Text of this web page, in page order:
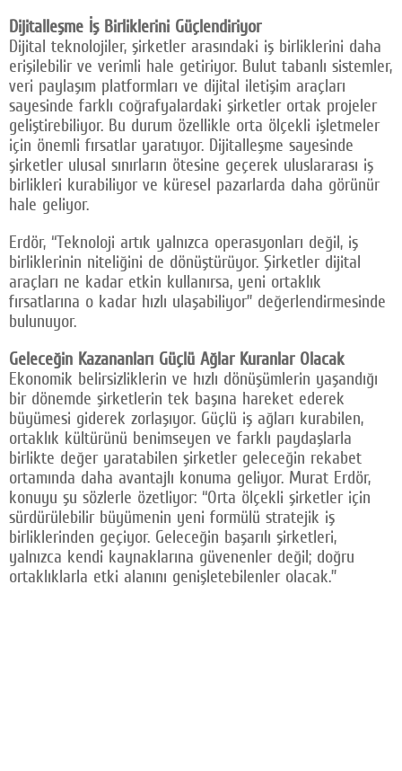
Dijitalleşme İş Birliklerini Güçlendiriyor
Dijital teknolojiler, şirketler arasındaki iş birliklerini daha
erişilebilir ve verimli hale getiriyor. Bulut tabanlı sistemler,
veri paylaşım platformları ve dijital iletişim araçları
sayesinde farklı coğrafyalardaki şirketler ortak projeler
geliştirebiliyor. Bu durum özellikle orta ölçekli işletmeler
için önemli fırsatlar yaratıyor. Dijitalleşme sayesinde
şirketler ulusal sınırların ötesine geçerek uluslararası iş
birlikleri kurabiliyor ve küresel pazarlarda daha görünür
hale geliyor.
Erdör, “Teknoloji artık yalnızca operasyonları değil, iş
birliklerinin niteliğini de dönüştürüyor. Şirketler dijital
araçları ne kadar etkin kullanırsa, yeni ortaklık
fırsatlarına o kadar hızlı ulaşabiliyor” değerlendirmesinde
bulunuyor.
Geleceğin Kazananları Güçlü Ağlar Kuranlar Olacak
Ekonomik belirsizliklerin ve hızlı dönüşümlerin yaşandığı
bir dönemde şirketlerin tek başına hareket ederek
büyümesi giderek zorlaşıyor. Güçlü iş ağları kurabilen,
ortaklık kültürünü benimseyen ve farklı paydaşlarla
birlikte değer yaratabilen şirketler geleceğin rekabet
ortamında daha avantajlı konuma geliyor. Murat Erdör,
konuyu şu sözlerle özetliyor: “Orta ölçekli şirketler için
sürdürülebilir büyümenin yeni formülü stratejik iş
birliklerinden geçiyor. Geleceğin başarılı şirketleri,
yalnızca kendi kaynaklarına güvenenler değil; doğru
ortaklıklarla etki alanını genişletebilenler olacak.”